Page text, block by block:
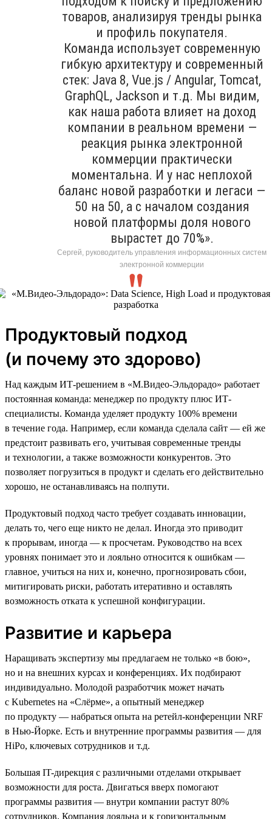
товаров, анализируя тренды рынка
и профиль покупателя.
Команда использует современную
гибкую архитектуру и современный
стек: Java 8, Vue.js / Angular, Tomcat,
GraphQL, Jackson и т.д. Мы видим,
как наша работа влияет на доход
компании в реальном времени —
реакция рынка электронной
коммерции практически
моментальна. И у нас неплохой
баланс новой разработки и легаси —
50 на 50, а с началом создания
новой платформы доля нового
вырастет до 70%».
Сергей, руководитель управления информационных систем
электронной коммерции
Продуктовый подход
(и почему это здорово)
Над каждым ИТ-решением в «М.Видео-Эльдорадо» работает
постоянная команда: менеджер по продукту плюс ИТ-
специалисты. Команда уделяет продукту 100% времени
в течение года. Например, если команда сделала сайт — ей же
предстоит развивать его, учитывая современные тренды
и технологии, а также возможности конкурентов. Это
позволяет погрузиться в продукт и сделать его действительно
хорошо, не останавливаясь на полпути.
Продуктовый подход часто требует создавать инновации,
делать то, чего еще никто не делал. Иногда это приводит
к прорывам, иногда — к просчетам. Руководство на всех
уровнях понимает это и лояльно относится к ошибкам —
главное, учиться на них и, конечно, прогнозировать сбои,
митигировать риски, работать итеративно и оставлять
возможность отката к успешной конфигурации.
Развитие и карьера
Наращивать экспертизу мы предлагаем не только «в бою»,
но и на внешних курсах и конференциях. Их подбирают
индивидуально. Молодой разработчик может начать
с Kubernetes на «Слёрме», а опытный менеджер
по продукту — набраться опыта на ретейл-конференции NRF
в Нью-Йорке. Есть и внутренние программы развития — для
HiPo, ключевых сотрудников и т.д.
Большая IT-дирекция с различными отделами открывает
возможности для роста. Двигаться вверх помогают
программы развития — внутри компании растут 80%
сотрудников. Компания лояльна и к горизонтальным